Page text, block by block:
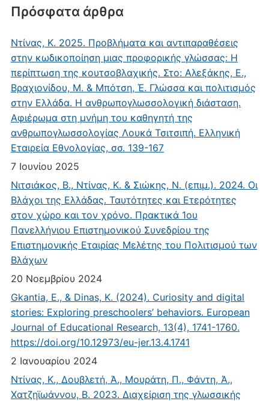
Πρόσφατα άρθρα
Ντίνας, Κ. 2025. Προβλήματα και αντιπαραθέσεις
στην κωδικοποίηση μιας προφορικής γλώσσας: Η
περίπτωση της κουτσοβλαχικής. Στο: Αλεξάκης, Ε.,
Βραχιονίδου, Μ. & Μπότση, Έ. Γλώσσα και πολιτισμός
στην Ελλάδα. Η ανθρωπογλωσσολογική διάσταση.
Αφιέρωμα στη μνήμη του καθηγητή της
ανθρωπογλωσσολογίας Λουκά Τσιτσιπή. Ελληνική
Εταιρεία Εθνολογίας, σσ. 139-167
7 Ιουνίου 2025
Νιτσιάκος, Β., Ντίνας, Κ. & Σιώκης, Ν. (επιμ.). 2024. Οι
Βλάχοι της Ελλάδας. Ταυτότητες και Ετερότητες
στον χώρο και τον χρόνο. Πρακτικά 1ου
Πανελλήνιου Επιστημονικού Συνεδρίου της
Επιστημονικής Εταιρίας Μελέτης του Πολιτισμού των
Βλάχων
20 Νοεμβρίου 2024
Gkantia, E., & Dinas, K. (2024). Curiosity and digital
stories: Exploring preschoolers’ behaviors. European
Journal of Educational Research, 13(4), 1741-1760.
https://doi.org/10.12973/eu-jer.13.4.1741
2 Ιανουαρίου 2024
Ντίνας, Κ., Δουβλετή, Ά., Μουράτη, Π., Φάντη, Ά.,
Χατζηϊωάννου, Β. 2023. Διαχείριση της γλωσσικής